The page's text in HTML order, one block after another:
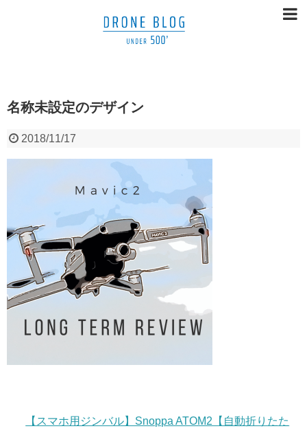
名称未設定のデザイン
2018/11/17
【スマホ用ジンバル】Snoppa ATOM2【自動折りたた